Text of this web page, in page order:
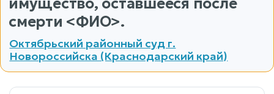
имущество, оставшееся после
смерти <ФИО>.
Октябрьский районный суд г.
Новороссийска (Краснодарский край)